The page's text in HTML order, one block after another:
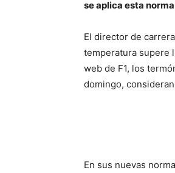
se aplica esta norma
El director de carrera
temperatura supere
web de F1, los
domingo,
En sus nuevas